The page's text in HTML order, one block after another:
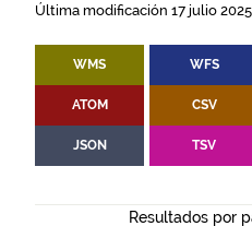
Última modificación 17 julio 2025
WMS WFS
ATOM CSV
JSON TSV
Resultados por